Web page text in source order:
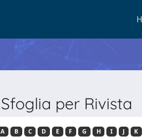
Sfoglia per Rivista
A B C D E F G H I J K